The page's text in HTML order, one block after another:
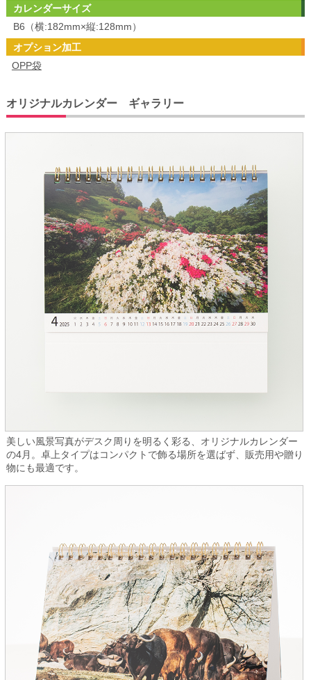
カレンダーサイズ
B6（横:182mm×縦:128mm）
オプション加工
OPP袋
オリジナルカレンダー ギャラリー
美しい風景写真がデスク周りを明るく彩る、オリジナルカレンダー
の4月。卓上タイプはコンパクトで飾る場所を選ばず、販売用や贈り
物にも最適です。